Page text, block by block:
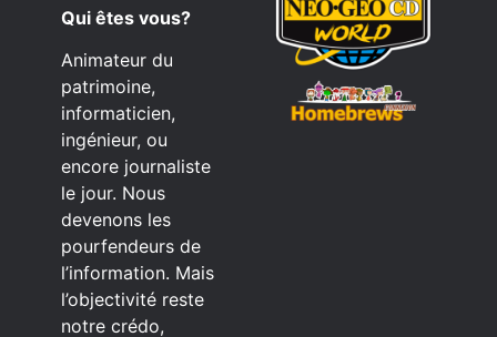
Qui êtes vous?
Animateur du
patrimoine,
informaticien,
ingénieur, ou
encore journaliste
le jour. Nous
devenons les
pourfendeurs de
l’information. Mais
l’objectivité reste
notre crédo,